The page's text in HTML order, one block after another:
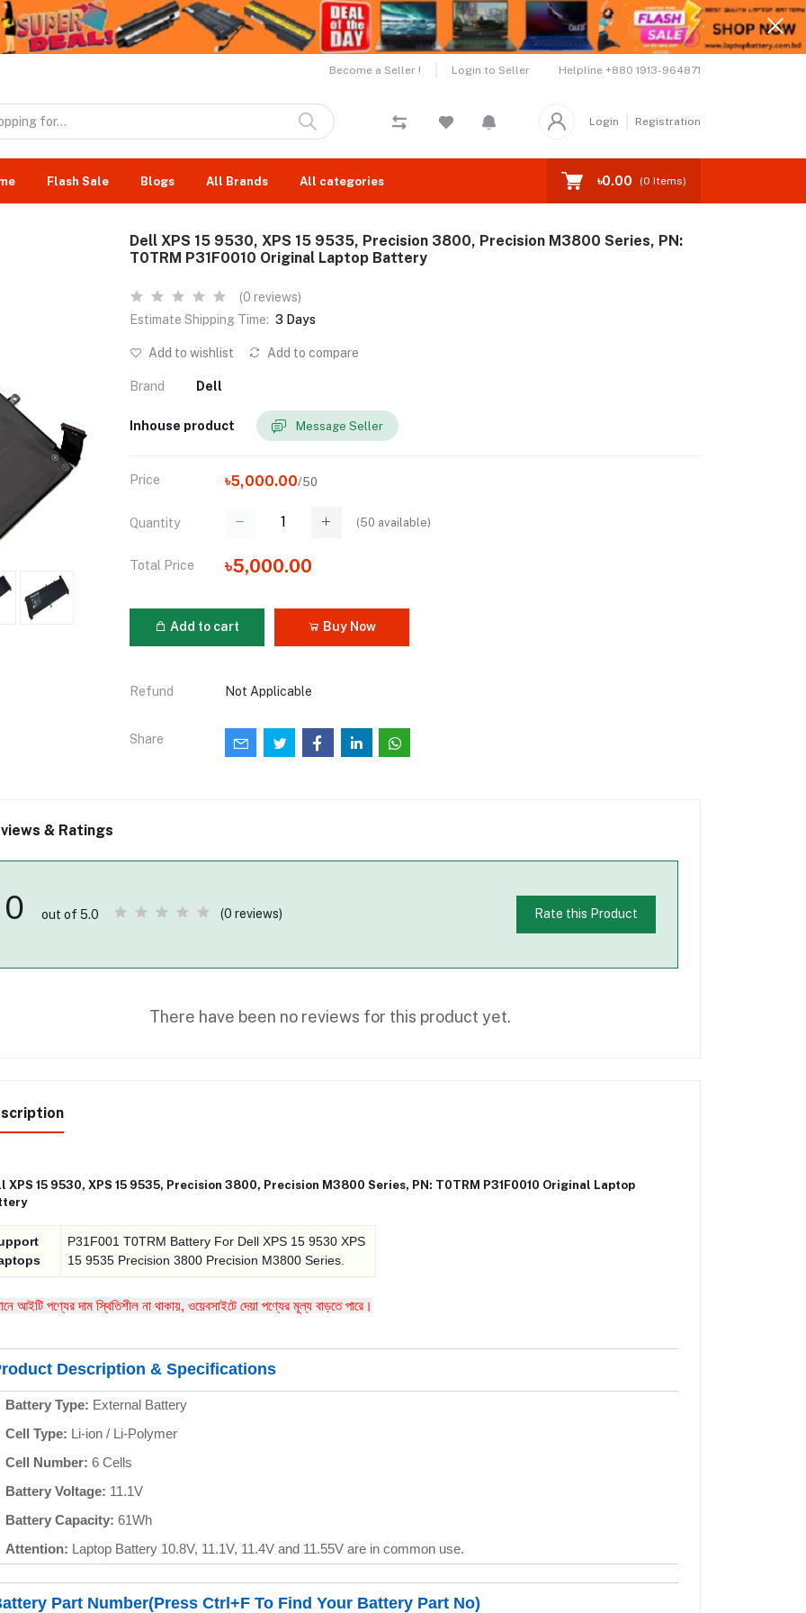
Become a Seller ! Login to Seller Helpline +880 1913-964871
Login Registration
Flash Sale Blogs All Brands All categories ৳0.00 (0 Items)
Dell XPS 15 9530, XPS 15 9535, Precision 3800, Precision M3800 Series, PN:
T0TRM P31F0010 Original Laptop Battery
(0 reviews)
Estimate Shipping Time: 3 Days
Add to wishlist Add to compare
Brand Dell
Inhouse product Message Seller
Price ৳5,000.00/50
Quantity (50 available)
Total Price ৳5,000.00
Add to cart Buy Now
Refund Not Applicable
Share
& Ratings
0 out of 5.0 (0 reviews) Rate this Product
There have been no reviews for this product yet.
XPS 15 9530, XPS 15 9535, Precision 3800, Precision M3800 Series, PN: T0TRM P31F0010 Original Laptop
P31F001 T0TRM Battery For Dell XPS 15 9530 XPS
15 9535 Precision 3800 Precision M3800 Series.
আইটি পণ্যের দাম স্থিতিশীল না থাকায়, ওয়েবসাইটে দেয়া পণ্যের মূল্য বাড়তে পারে।
Description & Specifications
Battery Type: External Battery
Cell Type: Li-ion / Li-Polymer
Cell Number: 6 Cells
Battery Voltage: 11.1V
Battery Capacity: 61Wh
Attention: Laptop Battery 10.8V, 11.1V, 11.4V and 11.55V are in common use.
Part Number(Press Ctrl+F To Find Your Battery Part No)